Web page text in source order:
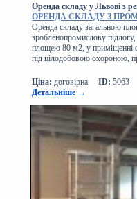
Оренда складу у Львові з
ОРЕНДА СКЛАДУ З
Оренда складу загальною
зробленопромислову
площею 80 м2, у приміщенні
під цілодобовою охороною,
Ціна: договірна ID: 5063
Детальніше →